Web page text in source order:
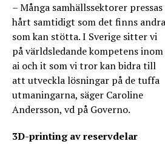
– Många samhällssektorer pressas
hårt samtidigt som det finns andra
som kan stötta. I Sverige sitter vi
på världsledande kompetens inom
ai och it som vi tror kan bidra till
att utveckla lösningar på de tuffa
utmaningarna, säger Caroline
Andersson, vd på Governo.
3D-printing av reservdelar